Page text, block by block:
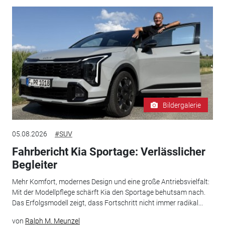
Bildergalerie
05.08.2026 #SUV
Fahrbericht Kia Sportage: Verlässlicher
Begleiter
Mehr Komfort, modernes Design und eine große Antriebsvielfalt:
Mit der Modellpflege schärft Kia den Sportage behutsam nach.
Das Erfolgsmodell zeigt, dass Fortschritt nicht immer radikal...
von Ralph M. Meunzel